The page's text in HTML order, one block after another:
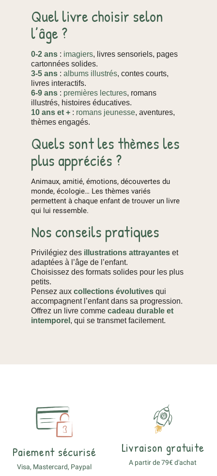
Quel livre choisir selon
l’âge ?
0-2 ans : imagiers, livres sensoriels, pages
cartonnées solides.
3-5 ans : albums illustrés, contes courts,
livres interactifs.
6-9 ans : premières lectures, romans
illustrés, histoires éducatives.
10 ans et + : romans jeunesse, aventures,
thèmes engagés.
Quels sont les thèmes les
plus appréciés ?
Animaux, amitié, émotions, découvertes du
monde, écologie… Les thèmes variés
permettent à chaque enfant de trouver un livre
qui lui ressemble.
Nos conseils pratiques
Privilégiez des illustrations attrayantes et
adaptées à l’âge de l’enfant.
Choisissez des formats solides pour les plus
petits.
Pensez aux collections évolutives qui
accompagnent l’enfant dans sa progression.
Offrez un livre comme cadeau durable et
intemporel , qui se transmet facilement.
Paiement sécurisé
Visa, Mastercard, Paypal
Livraison gratuite
A partir de 79€ d'achat